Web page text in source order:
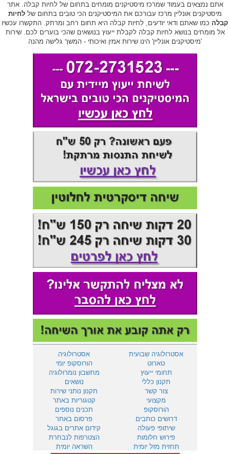
אתם נמצאים בעמוד שמרכז מיסטיקנים מומחים בתחום של לחיות קבלה. אתר
מיסטיקנים אונליין מרכז עבורכם את המיסטיקנים הכי טובים בתחום של לחיות
קבלה כמו שאתם ודאי יודעים, לחיות קבלה היא תחום רחב ומרתק. התקשרו עכשיו
אל מומחים בנושא לחיות קבלה לקבלת ייעוץ בנושאים שהכי בוערים לכם. שירות
'מיסטיקנים אונליין' הינו שירות אמין ואיכותי - המשך גלישה מהנה
אסטרולוגיה
אסטרולוגיה שבועית
הורוסקופ יומי
טארוט
מחשבון נומרולוגיה
תחומי ייעוץ
נושאים
תקנון כללי
תקנון נותני שירות
צור קשר
קטגוריות באתר
מקצועי
תכנים נוספים
הורוסקופ
פרסום באתר
דרושים כותבים
קידום אתרים בגוגל
שיתופי פעולה
הצטרפות לנבחרת
פירוש חלומות
השראה יומית
תחזית מזל יומית